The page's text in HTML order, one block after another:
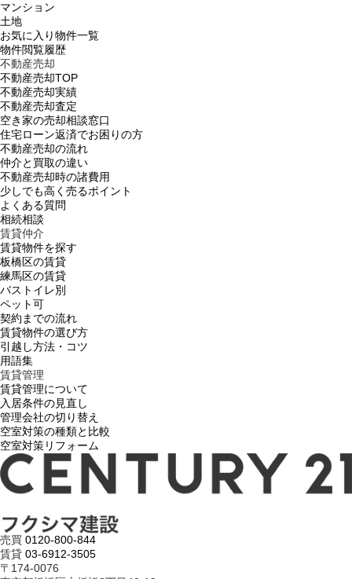
マンション
土地
お気に入り物件一覧
物件閲覧履歴
不動産売却
不動産売却TOP
不動産売却実績
不動産売却査定
空き家の売却相談窓口
住宅ローン返済でお困りの方
不動産売却の流れ
仲介と買取の違い
不動産売却時の諸費用
少しでも高く売るポイント
よくある質問
相続相談
賃貸仲介
賃貸物件を探す
板橋区の賃貸
練馬区の賃貸
バストイレ別
ペット可
契約までの流れ
賃貸物件の選び方
引越し方法・コツ
用語集
賃貸管理
賃貸管理について
入居条件の見直し
管理会社の切り替え
空室対策の種類と比較
空室対策リフォーム
売買 0120-800-844
賃貸 03-6912-3505
〒174-0076